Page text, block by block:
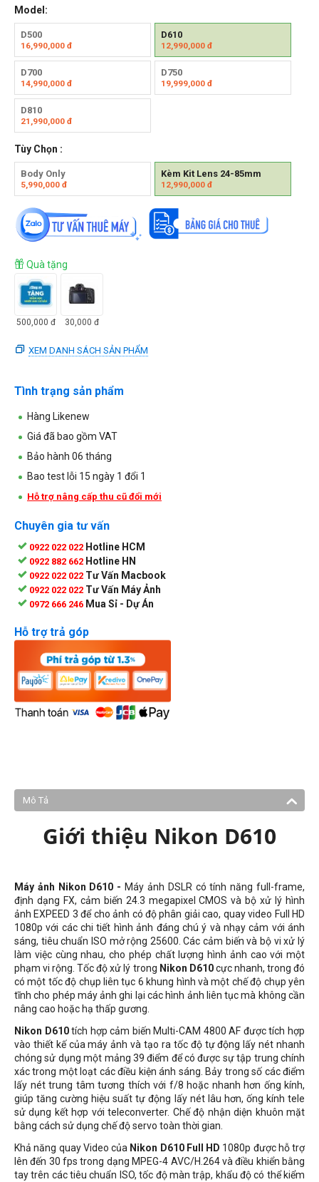
Model:
D500
16,990,000 đ
D610
12,990,000đ
D700
14,990,000 đ
D750
19,999,000đ
D810
21,990,000 đ
Tùy Chọn :
Body Only
5,990,000 đ
Kèm Kit Lens 24-85mm
12,990,000đ
Quà tặng
500,000 đ 30,000 đ
XEM DANH SÁCH SẢN PHẨM
Tình trạng sản phẩm
Hàng Likenew
Giá đã bao gồm VAT
Bảo hành 06 tháng
Bao test lỗi 15 ngày 1 đổi 1
Hỗ trợ nâng cấp thu cũ đổi mới
Chuyên gia tư vấn
0922 022 022 Hotline HCM
0922 882 662 Hotline HN
0922 022 022 Tư Vấn Macbook
0922 022 022 Tư Vấn Máy Ảnh
0972 666 246 Mua Sỉ - Dự Án
Hỗ trợ trả góp
Mô Tả
Giới thiệu Nikon D610
Máy ảnh Nikon D610 - Máy ảnh DSLR có tính năng full-frame,
định dạng FX, cảm biến 24.3 megapixel CMOS và bộ xử lý hình
ảnh EXPEED 3 để cho ảnh có độ phân giải cao, quay video Full HD
1080p với các chi tiết hình ảnh đáng chú ý và nhạy cảm với ánh
sáng, tiêu chuẩn ISO mở rộng 25600. Các cảm biến và bộ vi xử lý
làm việc cùng nhau, cho phép chất lượng hình ảnh cao với một
phạm vi rộng. Tốc độ xử lý trong Nikon D610cực nhanh, trong đó
có một tốc độ chụp liên tục 6 khung hình và một chế độ chụp yên
tĩnh cho phép máy ảnh ghi lại các hình ảnh liên tục mà không cần
nâng cao hoặc hạ thấp gương.
Nikon D610tích hợp cảm biến Multi-CAM 4800 AF được tích hợp
vào thiết kế của máy ảnh và tạo ra tốc độ tự động lấy nét nhanh
chóng sử dụng một mảng 39 điểm để có được sự tập trung chính
xác trong một loạt các điều kiện ánh sáng. Bảy trong số các điểm
lấy nét trung tâm tương thích với f/8 hoặc nhanh hơn ống kính,
giúp tăng cường hiệu suất tự động lấy nét lâu hơn, ống kính tele
sử dụng kết hợp với teleconverter. Chế độ nhận diện khuôn mặt
bằng cách sử dụng chế độ servo toàn thời gian.
Khả năng quay Video của Nikon D610 Full HD 1080p được hỗ trợ
lên đến 30 fps trong dạng MPEG-4 AVC/H.264 và điều khiển bằng
tay trên các tiêu chuẩn ISO, tốc độ màn trập, khẩu độ có thể kiểm